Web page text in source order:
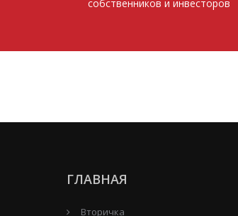
собственников и инвесторов
ГЛАВНАЯ
Вторичка